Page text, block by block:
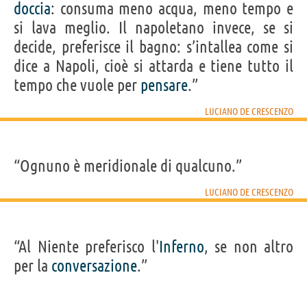
doccia: consuma meno acqua, meno tempo e
si lava meglio. Il napoletano invece, se si
decide, preferisce il bagno: s’intallea come si
dice a Napoli, cioè si attarda e tiene tutto il
tempo che vuole per pensare.”
LUCIANO DE CRESCENZO
“Ognuno è meridionale di qualcuno.”
LUCIANO DE CRESCENZO
“Al Niente preferisco l'Inferno, se non altro
per la conversazione.”